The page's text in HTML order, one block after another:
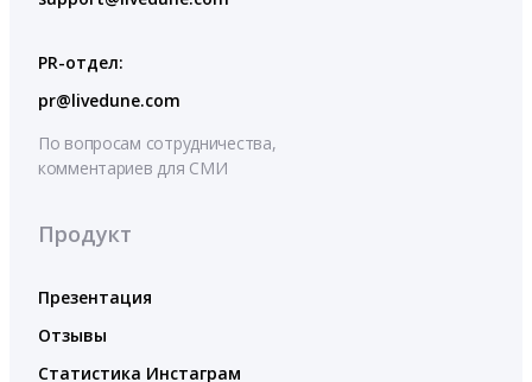
PR-отдел:
pr@livedune.com
По вопросам сотрудничества,
комментариев для СМИ
Продукт
Презентация
Отзывы
Статистика Инстаграм